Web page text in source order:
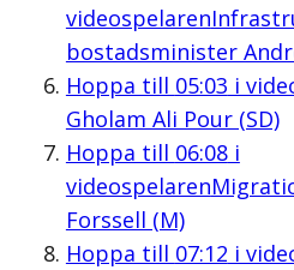
videospelaren
bostadsminister
Hoppa till 05:03 i
Gholam Ali Pour (SD)
Hoppa till 06:08i
videospelaren
Forssell (M)
Hoppa till 07:12 i